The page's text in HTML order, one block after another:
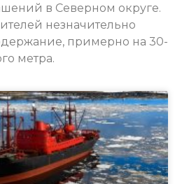
в Северном округе.
незначительно
примерно на 30-
метра.